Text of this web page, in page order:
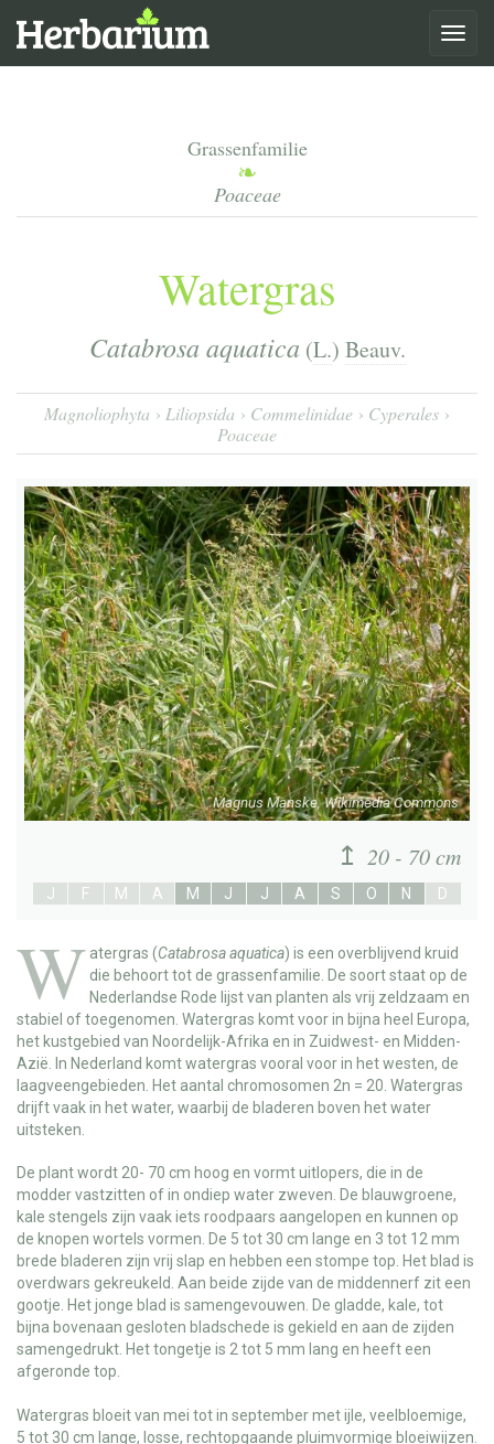
Toggle
Grassenfamilie
Poaceae
Watergras
Catabrosa aquatica (L.) Beauv.
Magnoliophyta Liliopsida Commelinidae
Cyperales
Poaceae
Magnus Manske, Wikimedia Commons
20 - 70 cm
J F M A M J J A S O N D
W atergras (Catabrosa aquatica) is een overblijvend kruid
die behoort tot de grassenfamilie. De soort staat op de
Nederlandse Rode lijst van planten als vrij zeldzaam en
stabiel of toegenomen. Watergras komt voor in bijna heel Europa,
het kustgebied van Noordelijk-Afrika en in Zuidwest- en Midden-
Azië. In Nederland komt watergras vooral voor in het westen, de
laagveengebieden. Het aantal chromosomen 2n = 20. Watergras
drijft vaak in het water, waarbij de bladeren boven het water
uitsteken.
De plant wordt 20- 70 cm hoog en vormt uitlopers, die in de
modder vastzitten of in ondiep water zweven. De blauwgroene,
kale stengels zijn vaak iets roodpaars aangelopen en kunnen op
de knopen wortels vormen. De 5 tot 30 cm lange en 3 tot 12 mm
brede bladeren zijn vrij slap en hebben een stompe top. Het blad is
overdwars gekreukeld. Aan beide zijde van de middennerf zit een
gootje. Het jonge blad is samengevouwen. De gladde, kale, tot
bijna bovenaan gesloten bladschede is gekield en aan de zijden
samengedrukt. Het tongetje is 2 tot 5 mm lang en heeft een
afgeronde top.
Watergras bloeit van mei tot in september met ijle, veelbloemige,
5 tot 30 cm lange, losse, rechtopgaande pluimvormige bloeiwijzen.